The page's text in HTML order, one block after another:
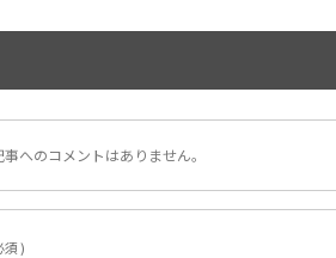
事へのコメントはありません。
須 )